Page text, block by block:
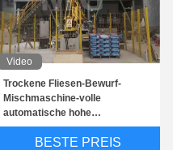
Video
Trockene Fliesen-Bewurf-
Mischmaschine-volle
automatische hohe
Leistungsfähigkeit des Mörser-
10-12T/HBESTE PREIS